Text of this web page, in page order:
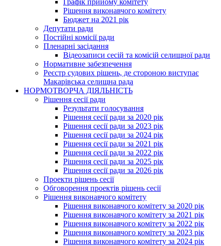
Графік прийому комітету
Рішення виконавчого комітету
Бюджет на 2021 рік
Депутати ради
Постійні комісії ради
Пленарні засідання
Відеозаписи сесій та комісій селищної ради
Нормативне забезпечення
Реєстр судових рішень, де стороною виступає
Макарівська селищна рада
НОРМОТВОРЧА ДІЯЛЬНІСТЬ
Рішення сесії ради
Результати голосування
Рішення сесії ради за 2020 рік
Рішення сесії ради за 2023 рік
Рішення сесії ради за 2024 рік
Рішення сесії ради за 2021 рік
Рішення сесії ради за 2022 рік
Рішення сесії ради за 2025 рік
Рішення сесії ради за 2026 рік
Проекти рішень сесії
Обговорення проектів рішень сесії
Рішення виконавчого комітету
Рішення виконавчого комітету за 2020 рік
Рішення виконавчого комітету за 2021 рік
Рішення виконавчого комітету за 2022 рік
Рішення виконавчого комітету за 2023 рік
Рішення виконавчого комітету за 2024 рік